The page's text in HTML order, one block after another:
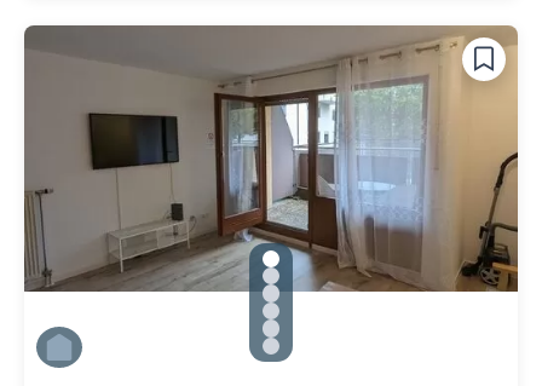
gallery.slide_selector
Zu Slide 1 wechseln
Zu Slide 2 wechseln
Zu Slide 3 wechseln
Zu Slide 4 wechseln
Zu Slide 5 wechseln
Zu Slide 6 wechseln